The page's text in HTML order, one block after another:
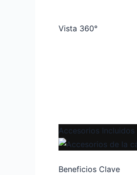
Vista 360°
Accesorios Incluidos
Beneficios Clave